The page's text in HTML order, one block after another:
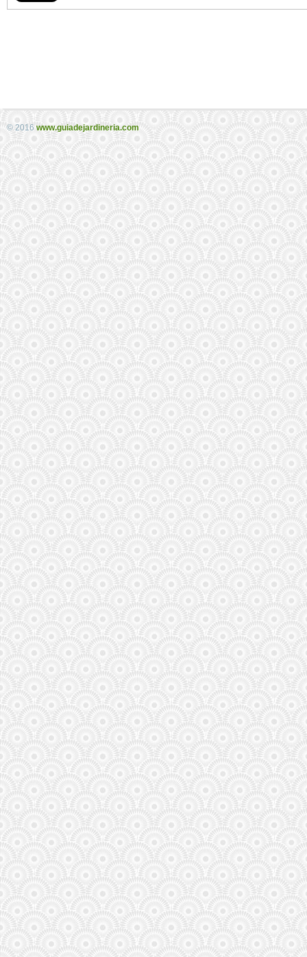
© 2016 www.guiadejardineria.com